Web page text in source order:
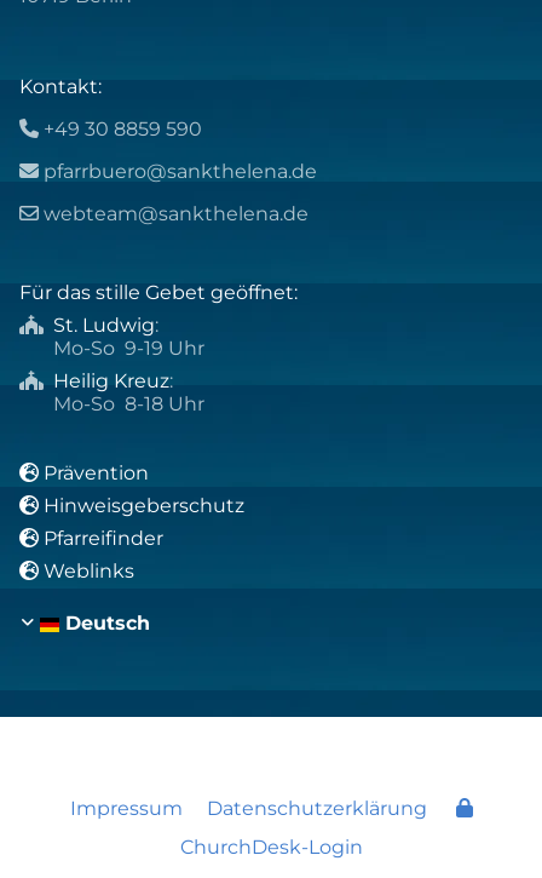
Kontakt:
 +49 30 8859 590
 pfarrbuero@sankthelena.de
 webteam@sankthelena.de
Für das stille Gebet geöffnet:
 St. Ludwig:
Mo-So 9-19 Uhr
 Heilig Kreuz:
Mo-So 8-18 Uhr
 Prävention
 Hinweisgeberschutz
 Pfarreifinder
 Weblinks
Deutsch
Impressum
Datenschutzerklärung
ChurchDesk-Login